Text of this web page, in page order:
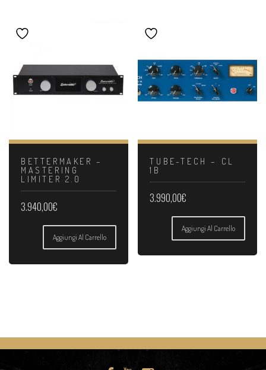
BETTERMAKER –
MASTERING
LIMITER 2.0
3.940,00€
Aggiungi Al Carrello
TUBE-TECH – CL
1B
3.990,00€
Aggiungi Al Carrello